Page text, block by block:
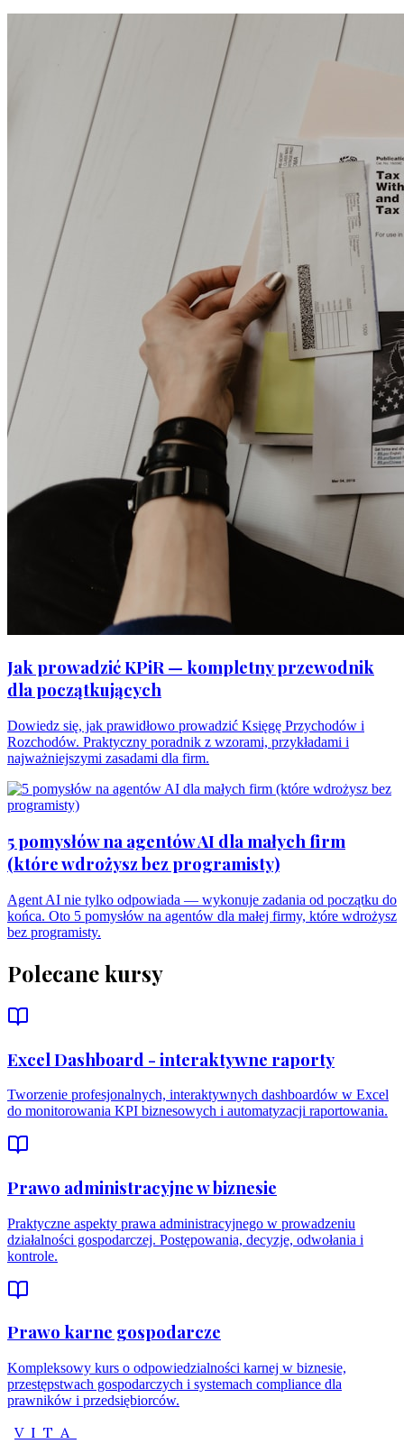
Jak prowadzić KPiR — kompletny przewodnik
dla początkujących
Dowiedz się, jak prawidłowo prowadzić Księgę Przychodów i
Rozchodów. Praktyczny poradnik z wzorami, przykładami i
najważniejszymi zasadami dla firm.
5 pomysłów na agentów AI dla małych firm
(które wdrożysz bez programisty)
Agent AI nie tylko odpowiada — wykonuje zadania od początku do
końca. Oto 5 pomysłów na agentów dla małej firmy, które wdrożysz
bez programisty.
Polecane kursy
Excel Dashboard - interaktywne raporty
Tworzenie profesjonalnych, interaktywnych dashboardów w Excel
do monitorowania KPI biznesowych i automatyzacji raportowania.
Prawo administracyjne w biznesie
Praktyczne aspekty prawa administracyjnego w prowadzeniu
działalności gospodarczej. Postępowania, decyzje, odwołania i
kontrole.
Prawo karne gospodarcze
Kompleksowy kurs o odpowiedzialności karnej w biznesie,
przestępstwach gospodarczych i systemach compliance dla
prawników i przedsiębiorców.
VITA